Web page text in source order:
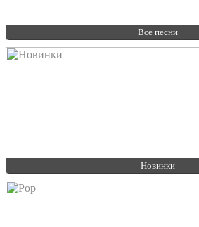
Все песни
Новинки